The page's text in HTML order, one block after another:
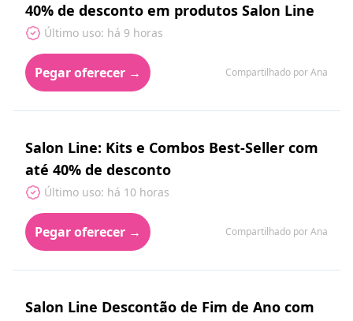
40% de desconto em produtos Salon Line
Último uso: há 9 horas
Pegar oferecer → Compartilhado por Ana
Salon Line: Kits e Combos Best-Seller com
até 40% de desconto
Último uso: há 10 horas
Pegar oferecer → Compartilhado por Ana
Salon Line Descontão de Fim de Ano com